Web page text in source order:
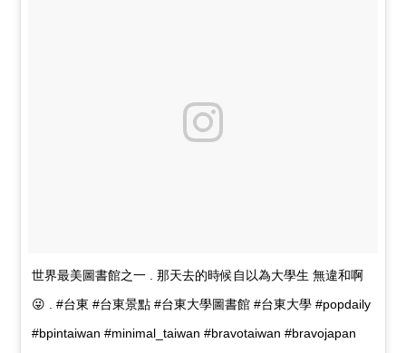
世界最美圖書館之一 . 那天去的時候自以為大學生 無違和啊
😜 . #台東 #台東景點 #台東大學圖書館 #台東大學 #popdaily
#bpintaiwan #minimal_taiwan #bravotaiwan #bravojapan